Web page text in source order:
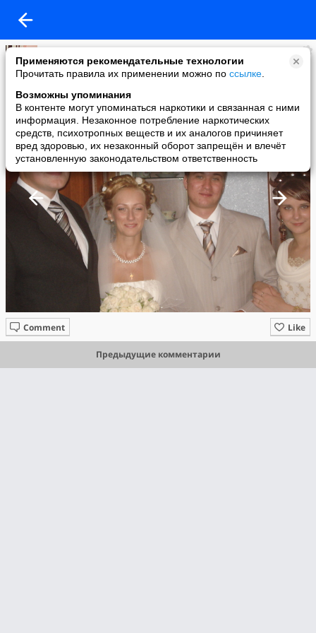
Применяются рекомендательные технологии
Прочитать правила их применении можно по ссылке
Возможны упоминания
В контенте могут упоминаться наркотики и связанная с ними
информация. Незаконное потребление наркотических
средств, психотропных веществ и их аналогов причиняет
вред здоровью, их незаконный оборот запрещён и влечёт
установленную законодательством ответственность
Марина Костомарова
added a photo
27 Dec в 11:45
Like
Comment
Предыдущие комментарии